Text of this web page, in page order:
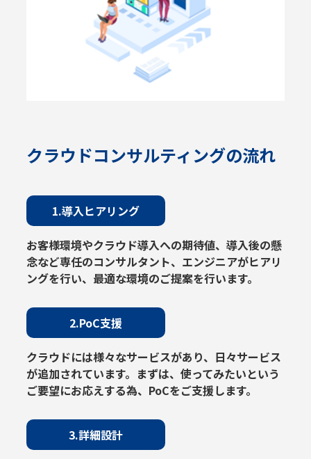
クラウドコンサルティングの流れ
1.導入ヒアリング
お客様環境やクラウド導入への期待値、導入後の懸
念など専任のコンサルタント、エンジニアがヒアリ
ングを行い、最適な環境のご提案を行います。
2.PoC支援
クラウドには様々なサービスがあり、日々サービス
が追加されています。まずは、使ってみたいという
ご要望にお応えする為、PoCをご支援します。
3.詳細設計